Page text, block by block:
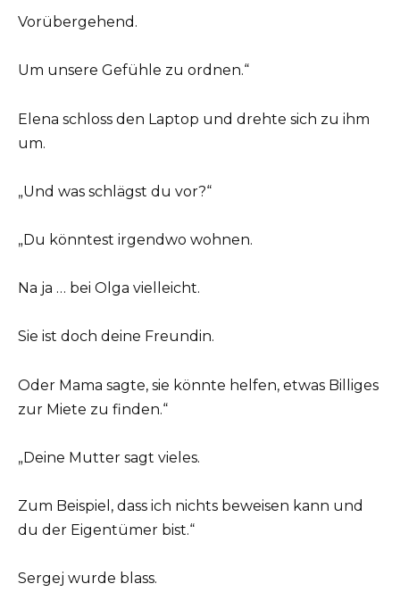
Vorübergehend.
Um unsere Gefühle zu ordnen.“
Elena schloss den Laptop und drehte sich zu ihm
um.
„Und was schlägst du vor?“
„Du könntest irgendwo wohnen.
Na ja … bei Olga vielleicht.
Sie ist doch deine Freundin.
Oder Mama sagte, sie könnte helfen, etwas Billiges
zur Miete zu finden.“
„Deine Mutter sagt vieles.
Zum Beispiel, dass ich nichts beweisen kann und
du der Eigentümer bist.“
Sergej wurde blass.